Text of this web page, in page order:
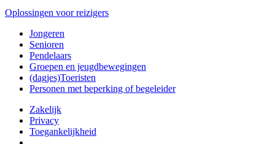
Oplossingen voor reizigers
Jongeren
Senioren
Pendelaars
Groepen en jeugdbewegingen
(dagjes)Toeristen
Personen met beperking of begeleider
Zakelijk
Privacy
Toegankelijkheid